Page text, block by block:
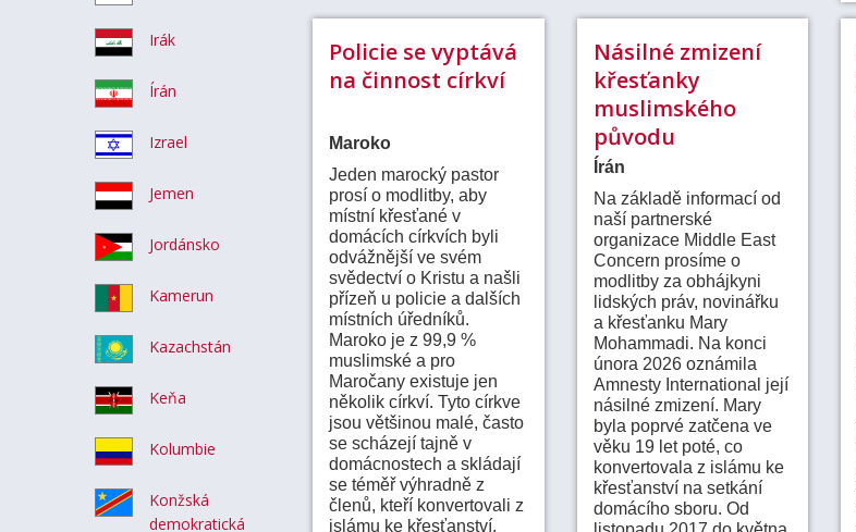
Irák
Írán
Izrael
Jemen
Jordánsko
Kamerun
Kazachstán
Keňa
Kolumbie
Konžská
demokratická
Policie se vyptává
na činnost církví
Maroko
Jeden marocký pastor
prosí o modlitby, aby
místní křesťané v
domácích církvích byli
odvážnější ve svém
svědectví o Kristu a našli
přízeň u policie a dalších
místních úředníků.
Maroko je z 99,9 %
muslimské a pro
Maročany existuje jen
několik církví. Tyto církve
jsou většinou malé, často
se scházejí tajně v
domácnostech a skládají
se téměř výhradně z
členů, kteří konvertovali z
islámu ke křesťanství.
Násilné zmizení
křesťanky
muslimského
původu
Írán
Na základě informací od
naší partnerské
organizace Middle East
Concern prosíme o
modlitby za obhájkyni
lidských práv, novinářku
a křesťanku Mary
Mohammadi. Na konci
února 2026 oznámila
Amnesty International její
násilné zmizení. Mary
byla poprvé zatčena ve
věku 19 let poté, co
konvertovala z islámu ke
křesťanství na setkání
domácího sboru. Od